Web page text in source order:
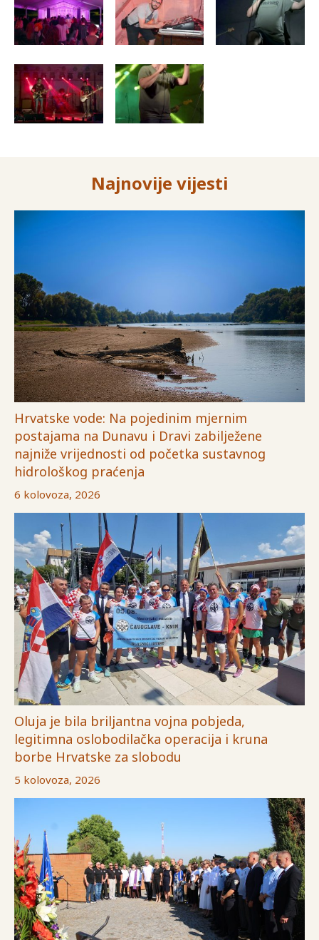
Najnovije vijesti
Hrvatske vode: Na pojedinim mjernim
postajama na Dunavu i Dravi zabilježene
najniže vrijednosti od početka sustavnog
hidrološkog praćenja
6 kolovoza, 2026
Oluja je bila briljantna vojna pobjeda,
legitimna oslobodilačka operacija i kruna
borbe Hrvatske za slobodu
5 kolovoza, 2026